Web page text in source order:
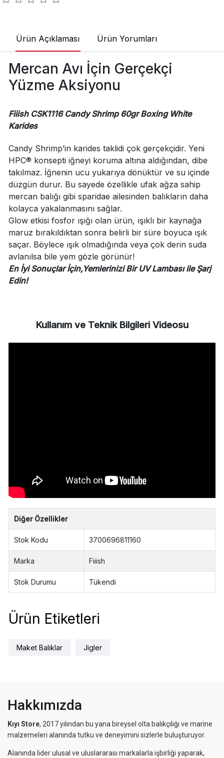
Ürün Açıklaması Ürün Yorumları
Mercan Avı İçin Gerçekçi
Yüzme Aksiyonu
Fiiish CSK1116 Candy Shrimp 60gr Boxing White
Karides
Candy Shrimp’in karides taklidi çok gerçekçidir. Yeni
HPC® konsepti iğneyi koruma altına aldığından, dibe
takılmaz. İğnenin ucu yukarıya dönüktür ve su içinde
düzgün durur. Bu sayede özellikle ufak ağza sahip
mercan balığı gibi sparidae ailesinden balıkların daha
kolayca yakalanmasını sağlar.
Glow etkisi fosfor ışığı olan ürün, ışıklı bir kaynağa
maruz bırakıldıktan sonra belirli bir süre boyuca ışık
saçar. Böylece ışık olmadığında veya çok derin suda
avlanılsa bile yem gözle görünür!
En İyi Sonuçlar İçin,Yemlerinizi Bir UV Lambası ile Şarj
Edin!
Kullanım ve Teknik Bilgileri Videosu
Diğer Özellikler
Stok Kodu 3700696811160
Marka Fiiish
Stok Durumu Tükendi
Ürün Etiketleri
Maket Balıklar Jigler
Hakkımızda
Kıyı Store, 2017 yılından bu yana bireysel olta balıkçılığı ve marine
malzemeleri alanında tutku ve deneyimini sizlerle buluşturuyor.
Alanında lider ulusal ve uluslararası markalarla işbirliği yaparak,